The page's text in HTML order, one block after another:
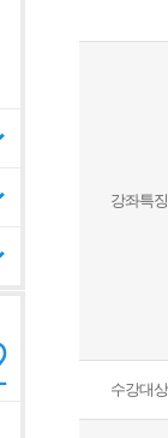
강좌특징
수강대상